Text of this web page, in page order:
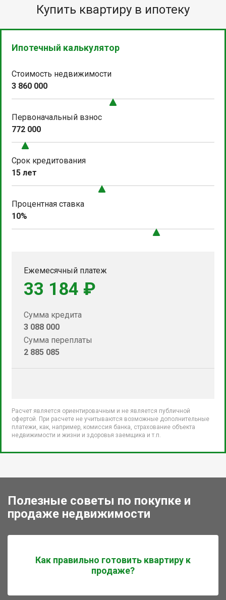
Купить квартиру в ипотеку
Ипотечный калькулятор
Стоимость недвижимости
3 860 000
Первоначальный взнос
772 000
Срок кредитования
15 лет
Процентная ставка
10%
Ежемесячный платеж
33 184 ₽
Сумма кредита
3 088 000
Сумма переплаты
2 885 085
Расчет является ориентировачным и не является публичной
офертой. При расчете не учитываются возможные дополнительные
платежи, как, например, комиссия банка, страхование объекта
недвижимости и жизни и здоровья заемщика и т.п.
Полезные советы по покупке и
продаже недвижимости
Как правильно готовить квартиру к
продаже?